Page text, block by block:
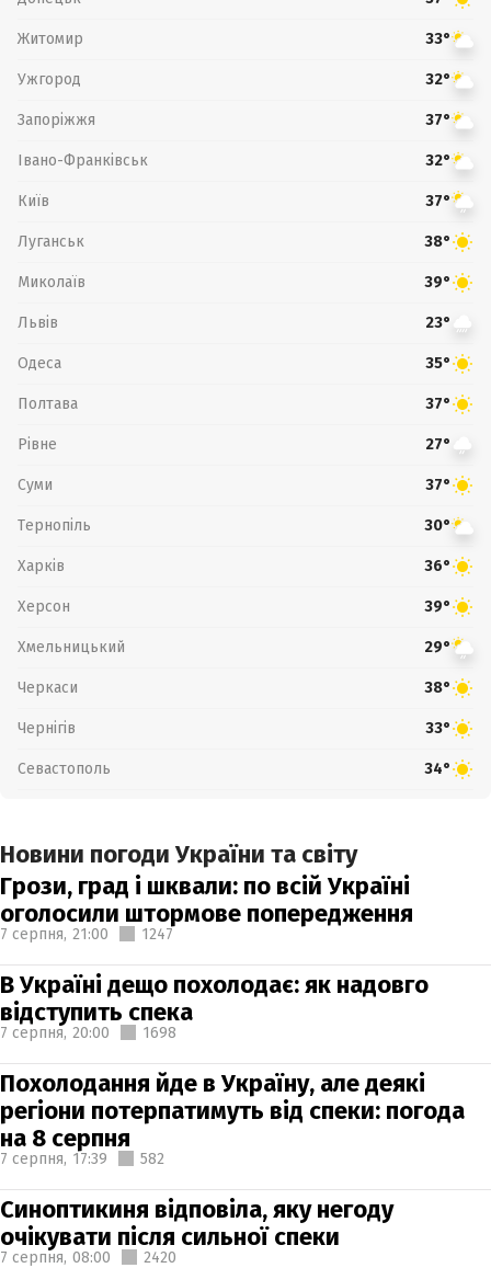
Житомир 33°
Ужгород 32°
Запоріжжя 37°
Івано-Франківськ 32°
Київ 37°
Луганськ 38°
Миколаїв 39°
Львів 23°
Одеса 35°
Полтава 37°
Рівне 27°
Суми 37°
Тернопіль 30°
Харків 36°
Херсон 39°
Хмельницький 29°
Черкаси 38°
Чернігів 33°
Севастополь 34°
Новини погоди України та світу
Грози, град і шквали: по всій Україні
оголосили штормове попередження
7 серпня, 21:00 1247
В Україні дещо похолодає: як надовго
відступить спека
7 серпня, 20:00 1698
Похолодання йде в Україну, але деякі
регіони потерпатимуть від спеки: погода
на 8 серпня
7 серпня, 17:39 582
Синоптикиня відповіла, яку негоду
очікувати після сильної спеки
7 серпня, 08:00 2420